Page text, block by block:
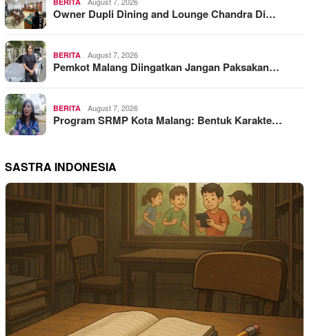
Owner Dupli Dining and Lounge Chandra Di…
BERITA August 7, 2026
Pemkot Malang Diingatkan Jangan Paksakan…
BERITA August 7, 2026
Program SRMP Kota Malang: Bentuk Karakte…
SASTRA INDONESIA